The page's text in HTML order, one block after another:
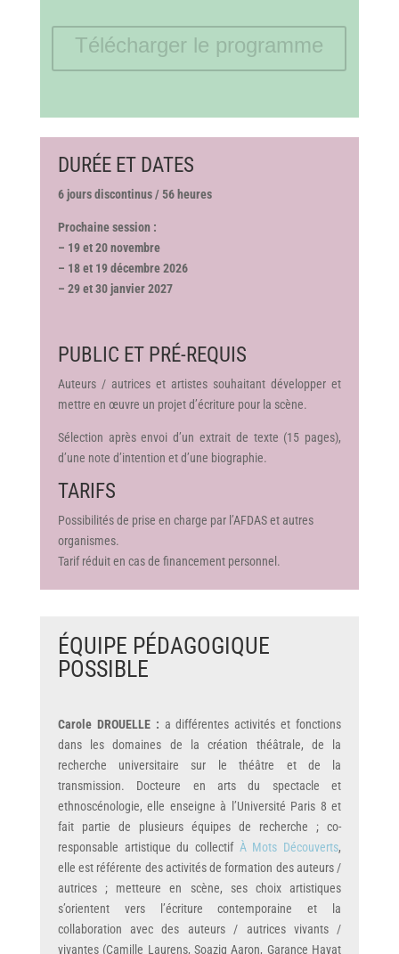
Télécharger le programme
DURÉE ET DATES
6 jours discontinus / 56 heures
Prochaine session :
– 19 et 20 novembre
– 18 et 19 décembre 2026
– 29 et 30 janvier 2027
PUBLIC ET PRÉ-REQUIS
Auteurs / autrices et artistes souhaitant développer et
mettre en œuvre un projet d’écriture pour la scène.
Sélection après envoi d’un extrait de texte (15 pages),
d’une note d’intention et d’une biographie.
TARIFS
Possibilités de prise en charge par l’AFDAS et autres
organismes.
Tarif réduit en cas de financement personnel.
ÉQUIPE PÉDAGOGIQUE
POSSIBLE
Carole DROUELLE : a différentes activités et fonctions
dans les domaines de la création théâtrale, de la
recherche universitaire sur le théâtre et de la
transmission. Docteure en arts du spectacle et
ethnoscénologie, elle enseigne à l’Université Paris 8 et
fait partie de plusieurs équipes de recherche ; co-
responsable artistique du collectif À Mots Découverts,
elle est référente des activités de formation desauteurs /
autrices; metteure en scène, ses choix artistiques
s’orientent vers l’écriture contemporaine et la
collaboration avec des auteurs / autrices vivants /
vivantes (Camille Laurens, Soazig Aaron, Garance Hayat